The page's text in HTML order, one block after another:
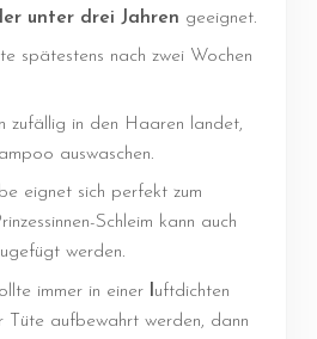
unter drei Jahren geeignet.
spätestens nach zwei Wochen
zufällig in den Haaren landet,
auswaschen.
eignet sich perfekt zum
Schleim kann auch
werden.
immer in einerl uftdichten
Tüte aufbewahrt werden, dann